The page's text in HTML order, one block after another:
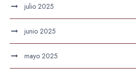
julio 2025
junio 2025
mayo 2025